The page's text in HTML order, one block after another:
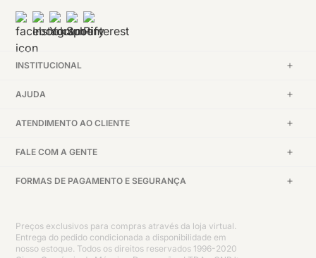
INSTITUCIONAL
AJUDA
ATENDIMENTO AO CLIENTE
FALE COM A GENTE
FORMAS DE PAGAMENTO E SEGURANÇA
Preços exclusivos para compras através da loja virtual.
Entrega do pedido condicionada a disponibilidade em
nosso estoque. Todos os direitos reservados 1996-2020